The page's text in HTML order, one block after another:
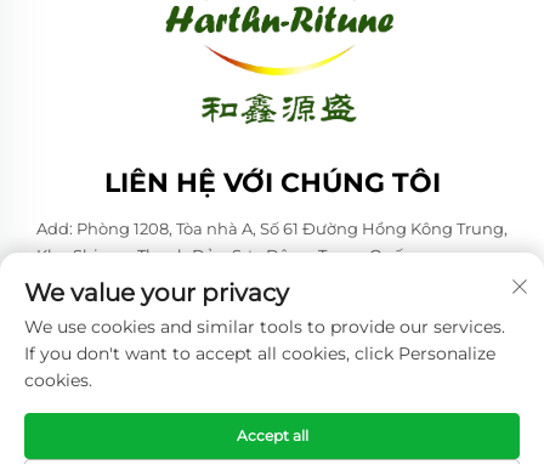
LIÊN HỆ VỚI CHÚNG TÔI
Add: Phòng 1208, Tòa nhà A, Số 61 Đường Hồng Kông Trung,
Khu Shinan, Thanh Đảo, Sơn Đông, Trung Quốc
ĐT:+86-53285879528
Email: [email protected]
Bản quyền © 2026 Qingdao Harthn-ritune Corp., Ltd. Mọi quyền
được bảo lưu. -Chính sách bảo mật
We value your privacy
We use cookies and similar tools to provide our services.
If you don't want to accept all cookies, click Personalize
cookies.
Accept all